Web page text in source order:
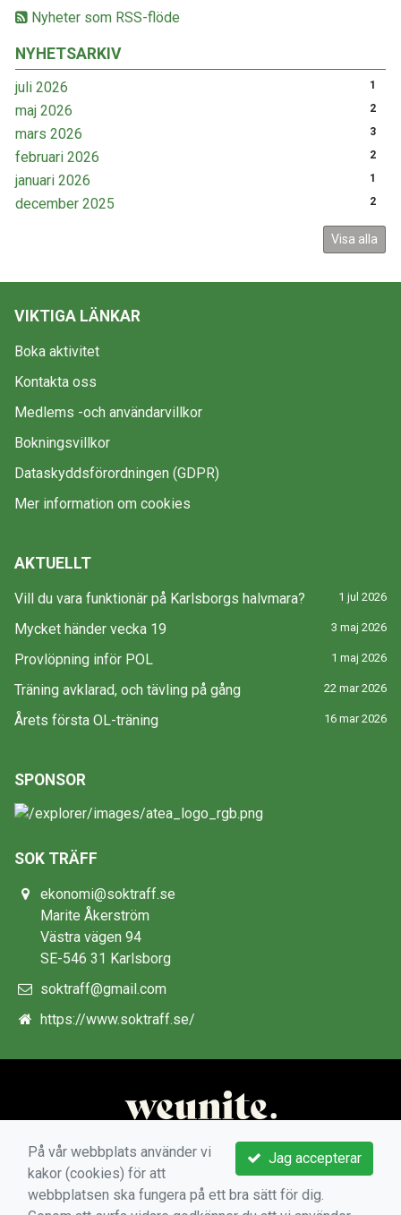
Nyheter som RSS-flöde
NYHETSARKIV
juli 2026 1
maj 2026 2
mars 2026 3
februari 2026 2
januari 2026 1
december 2025 2
Visa alla
VIKTIGA LÄNKAR
Boka aktivitet
Kontakta oss
Medlems -och användarvillkor
Bokningsvillkor
Dataskyddsförordningen (GDPR)
Mer information om cookies
AKTUELLT
Vill du vara funktionär på Karlsborgs halvmara? 1 jul 2026
Mycket händer vecka 19 3 maj 2026
Provlöpning inför POL 1 maj 2026
Träning avklarad, och tävling på gång 22 mar 2026
Årets första OL-träning 16 mar 2026
SPONSOR
SOK TRÄFF
ekonomi@soktraff.se
Marite Åkerström
Västra vägen 94
SE-546 31 Karlsborg
soktraff@gmail.com
https://www.soktraff.se/
Jag accepterar
På vår webbplats använder vi
kakor (cookies) för att
webbplatsen ska fungera på ett bra sätt för dig.